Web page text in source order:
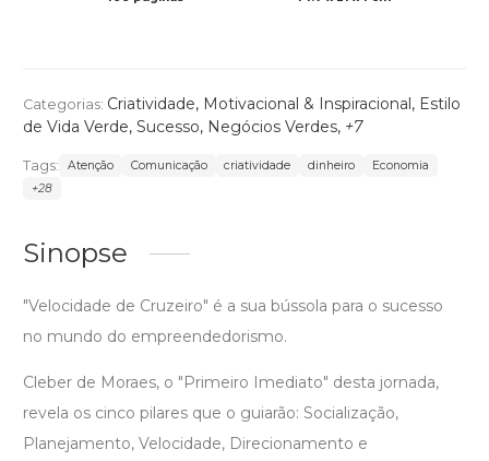
Categorias: Criatividade, Motivacional & Inspiracional, Estilo
de Vida Verde, Sucesso, Negócios Verdes, +7
Tags: Atenção Comunicação criatividade dinheiro
Economia
+28
Sinopse
"Velocidade de Cruzeiro" é a sua bússola para o sucesso
no mundo do empreendedorismo.
Cleber de Moraes, o "Primeiro Imediato" desta jornada,
revela os cinco pilares que o guiarão: Socialização,
Planejamento, Velocidade, Direcionamento e